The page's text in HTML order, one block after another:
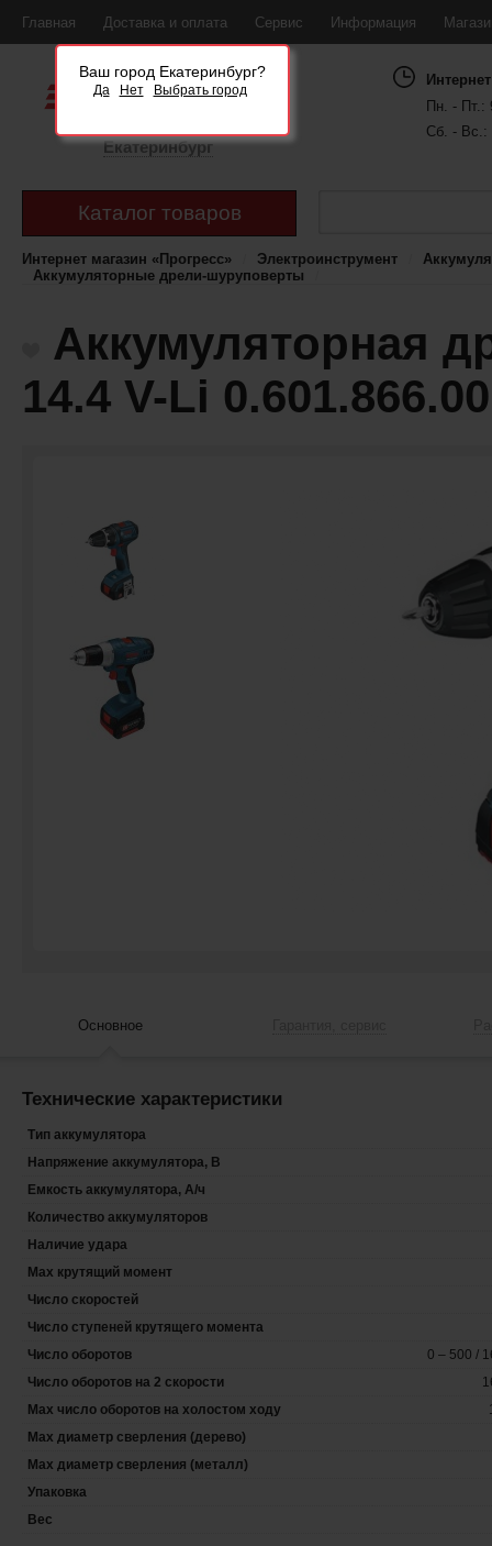
Главная Доставка и оплата Сервис Информация
Ваш город Екатеринбург?
Да Нет Выбрать город
Екатеринбург
Пн. - Пт.:
Сб. - Вс.:
Каталог товаров
Интернет магазин «Прогресс» Электроинструмент
Аккумуляторные дрели-шуруповерты
Аккумуляторная
14.4 V-Li
Основное
Технические характеристики
Тип аккумулятора
Напряжение аккумулятора, В
Емкость аккумулятора, А/ч
Количество аккумуляторов
Наличие удара
Max крутящий момент
Число скоростей
Число ступеней крутящего момента
Число оборотов
0 – 500 /
Число оборотов на 2 скорости
Max число оборотов на холостом ходу
Max диаметр сверления (дерево)
Max диаметр сверления (металл)
Упаковка
Вес